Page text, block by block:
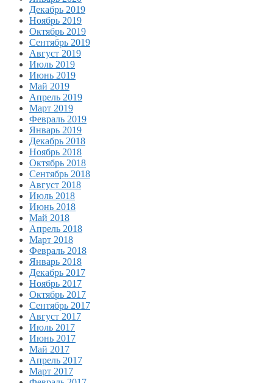
Декабрь 2019
Ноябрь 2019
Октябрь 2019
Сентябрь 2019
Август 2019
Июль 2019
Июнь 2019
Май 2019
Апрель 2019
Март 2019
Февраль 2019
Январь 2019
Декабрь 2018
Ноябрь 2018
Октябрь 2018
Сентябрь 2018
Август 2018
Июль 2018
Июнь 2018
Май 2018
Апрель 2018
Март 2018
Февраль 2018
Январь 2018
Декабрь 2017
Ноябрь 2017
Октябрь 2017
Сентябрь 2017
Август 2017
Июль 2017
Июнь 2017
Май 2017
Апрель 2017
Март 2017